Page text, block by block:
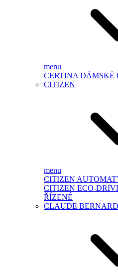
menu
CERTINA DÁMSKÉ
CITIZEN
menu
CITIZEN
CITIZEN ECO-
ŘÍZENÉ
CLAUDE BERNARD